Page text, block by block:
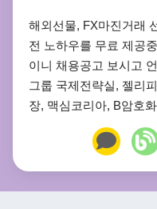
해외선물, FX마진거래
전 노하우를 무료 제공
이니 채용공고 보시고
그룹 국제전략실, 젤리
장, 맥심코리아, B암호